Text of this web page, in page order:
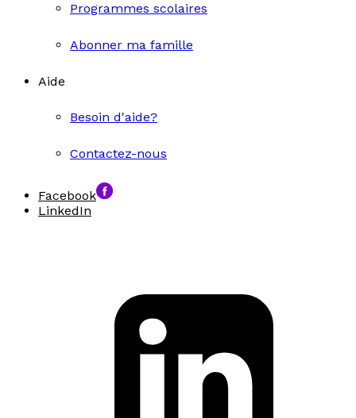
Programmes scolaires
Abonner ma famille
Aide
Besoin d'aide?
Contactez-nous
Facebook
LinkedIn